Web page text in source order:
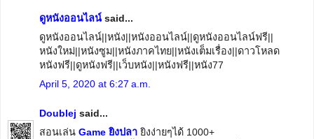
ดูหนังออนไลน์ said...
ดูหนังออนไลน์||หนัง||หนังออนไลน์||ดูหนังออนไลน์ฟรี||
หนังใหม่||หนังซูม||หนังภาคไทย||หนังเต็มเรื่อง||ดาวโหลด
หนังฟรี||ดูหนังฟรี||เว็บหนัง||หนังฟรี||หนัง77
April 5, 2020 at 6:27 a.m.
Doublej said...
สอนเล่น Game ยิงปลา ยิงง่ายๆได้ 1000+